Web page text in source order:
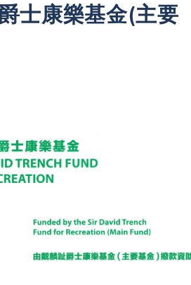
士康樂基金(主要